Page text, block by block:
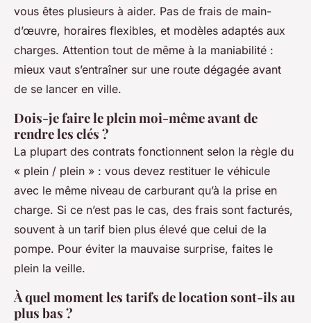
vous êtes plusieurs à aider. Pas de frais de main-
d’œuvre, horaires flexibles, et modèles adaptés aux
charges. Attention tout de même à la maniabilité :
mieux vaut s’entraîner sur une route dégagée avant
de se lancer en ville.
Dois-je faire le plein moi-même avant de
rendre les clés ?
La plupart des contrats fonctionnent selon la règle du
« plein / plein » : vous devez restituer le véhicule
avec le même niveau de carburant qu’à la prise en
charge. Si ce n’est pas le cas, des frais sont facturés,
souvent à un tarif bien plus élevé que celui de la
pompe. Pour éviter la mauvaise surprise, faites le
plein la veille.
À quel moment les tarifs de location sont-ils au
plus bas ?